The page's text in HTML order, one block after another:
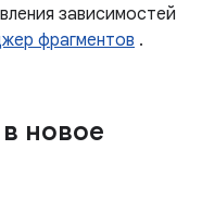
зависимостей
фрагментов .
новое